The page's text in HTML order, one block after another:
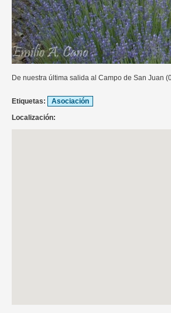
De nuestra última salida al Campo de San Juan
Etiquetas:
Asociación
Localización: